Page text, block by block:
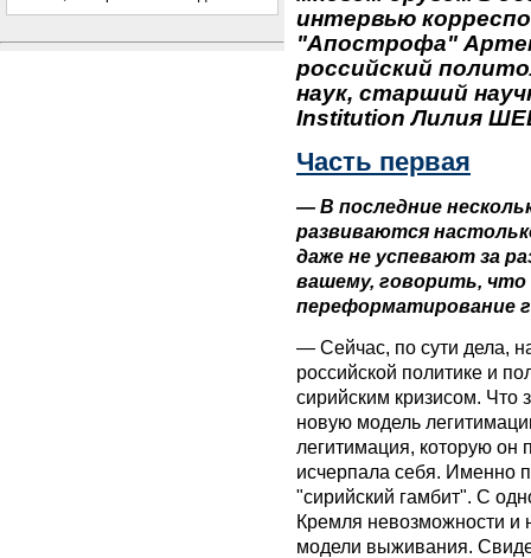
интервью
"Апострофа"
российский
наук, старший
Institution Лилия
Часть первая
— В последние
развиваются
даже не успевают за
вашему, говорить, что
переформатирование
— Сейчас, по сути дела,
российской политике и
сирийским кризисом. Что
новую модель
легитимация, которую он
исчерпала себя. Именно
"сирийский гамбит". С
Кремля невозможности и
модели выживания.